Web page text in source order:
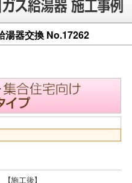
湯器交換 No.17262